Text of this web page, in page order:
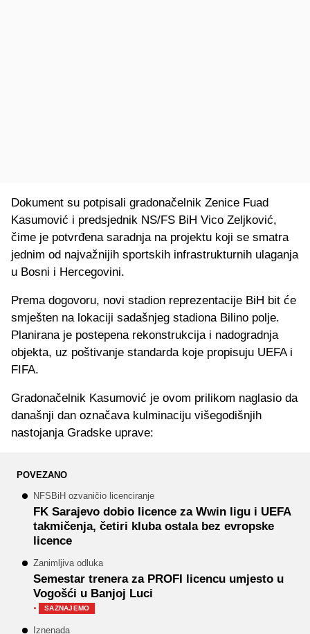
Dokument su potpisali gradonačelnik Zenice Fuad
Kasumović i predsjednik NS/FS BiH Vico Zeljković,
čime je potvrđena saradnja na projektu koji se smatra
jednim od najvažnijih sportskih infrastrukturnih ulaganja
u Bosni i Hercegovini.
Prema dogovoru, novi stadion reprezentacije BiH bit će
smješten na lokaciji sadašnjeg stadiona Bilino polje.
Planirana je postepena rekonstrukcija i nadogradnja
objekta, uz poštivanje standarda koje propisuju UEFA i
FIFA.
Gradonačelnik Kasumović je ovom prilikom naglasio da
današnji dan označava kulminaciju višegodišnjih
nastojanja Gradske uprave:
POVEZANO
NFSBiH ozvaničio licenciranje
FK Sarajevo dobio licence za Wwin ligu i UEFA
takmičenja, četiri kluba ostala bez evropske
licence
Zanimljiva odluka
Semestar trenera za PROFI licencu umjesto u
Vogošći u Banjoj Luci
· SAZNAJEMO
Iznenada